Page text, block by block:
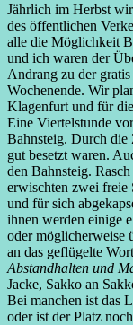
Jährlich im Herbst
des öffentlichen
alle die Möglichkeit
und ich waren der
Andrang zu der
Wochenende. Wir
Klagenfurt und für
Eine Viertelstunde
Bahnsteig. Durch die
gut besetzt waren.
den Bahnsteig.
erwischten zwei freie
und für sich
ihnen werden einige
oder möglicherweise
an das geflügelte
Abstandhalten und
Jacke, Sakko an
Bei manchen ist das
oder ist der Platz